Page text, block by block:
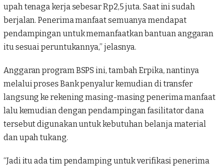
upah tenaga kerja sebesar Rp2,5 juta. Saat ini sudah
berjalan. Penerima manfaat semuanya mendapat
pendampingan untuk memanfaatkan bantuan anggaran
itu sesuai peruntukannya,” jelasnya.
Anggaran programBSPS ini, tambah Erpika, nantinya
melalui proses Bank penyalur kemudian di transfer
langsung ke rekening masing-masing penerima manfaat
lalu kemudian dengan pendampingan fasilitator dana
tersebut digunakan untuk kebutuhan belanja material
dan upah tukang.
“Jadi itu ada tim pendamping untuk verifikasi penerima